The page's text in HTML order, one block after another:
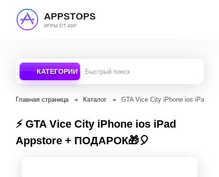
APPSTOPS
ИГРЫ ОТ 49Р
КАТЕГОРИИ
Главная страница Каталог GTA Vice City iPhone ios iPad
⚡️ GTA Vice City iPhone ios iPad
Appstore + ПОДАРОК🎁🎈